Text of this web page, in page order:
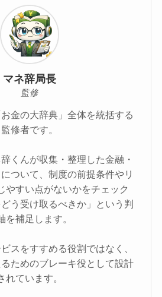
マネ辞局長
監修
金の大辞典」全体を統括する
監修者です。
くんが収集・整理した金融・
ついて、制度の前提条件やリ
やすい点がないかをチェック
う受け取るべきか」という判
を補足します。
スをすすめる役割ではなく、
ためのブレーキ役として設計
れています。